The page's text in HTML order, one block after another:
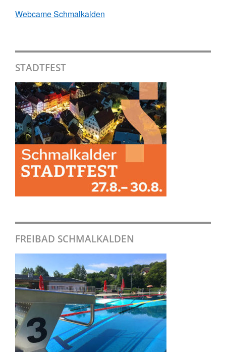
Webcame Schmalkalden
STADTFEST
FREIBAD SCHMALKALDEN